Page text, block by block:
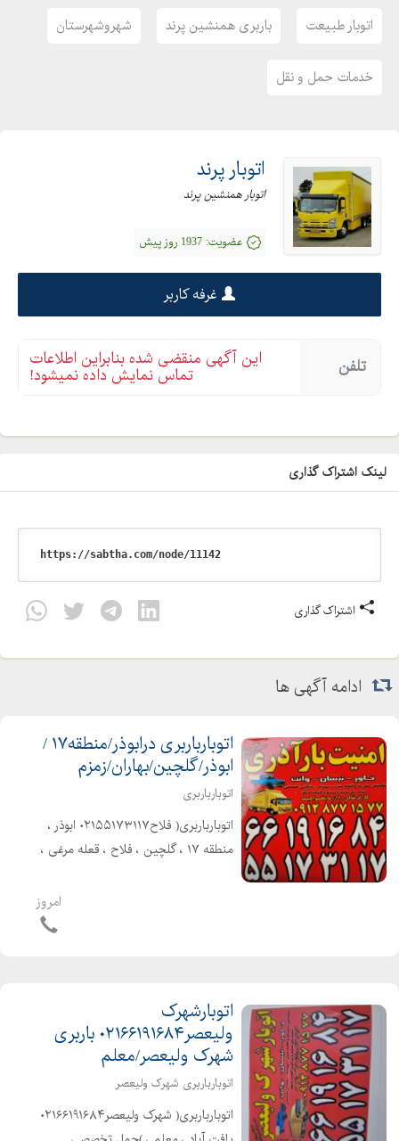
اتوبار طبیعت باربری همنشین پرند شهروشهرستان
خدمات حمل و نقل
اتوبار پرند
اتوبار همنشین پرند
عضویت: 1937 روز پیش
غرفه کاربر
تلفن این آگهی منقضی شده بنابراین اطلاعات
تماس نمایش داده نمیشود!
لینک اشتراک گذاری
اشتراک گذاری
ادامه آگهی ها
اتوبارباربری درابوذر/منطقه۱۷ /
ابوذر/گلچین/بهاران/زمزم
اتوبارباربری
اتوبارباربری( فلاح۰۲۱۵۵۱۷۳۱۱۷ ابوذر ،
منطقه ۱۷ ، گلچین ، فلاح ، قعله مرغی ،
)حمل تخصصی بارواثاثیه منزل . ادارات .
امروز
اتوبارشهرک
ولیعصر۰۲۱۶۶۱۹۱۶۸۴ باربری
شهرک ولیعصر/معلم
اتوبارباربری شهرک ولیعصر
اتوبارباربری( شهرک ولیعصر۰۲۱۶۶۱۹۱۶۸۴